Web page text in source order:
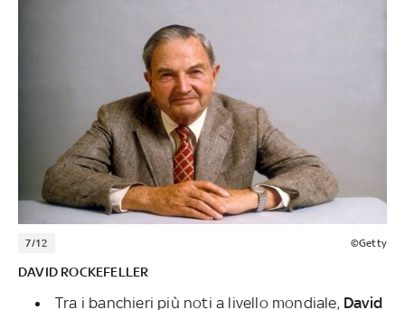
7/12 ©Getty
DAVID ROCKEFELLER
Tra i banchieri più noti a livello mondiale, David